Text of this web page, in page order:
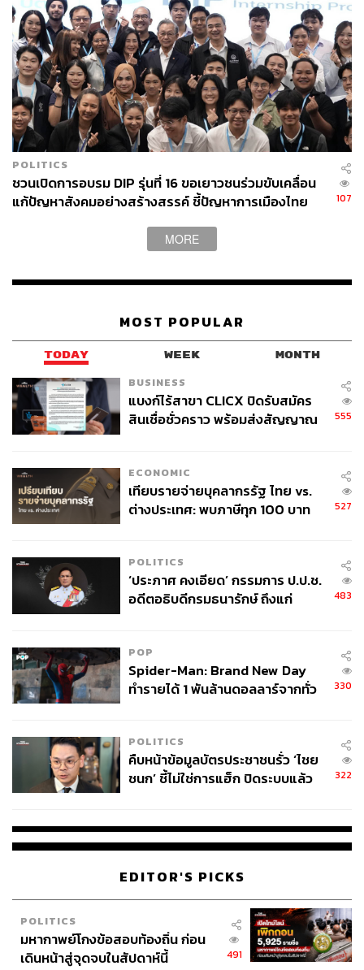
POLITICS
ชวนเปิดการอบรม DIP รุ่นที่ 16 ขอเยาวชนร่วมขับเคลื่อน
แก้ปัญหาสังคมอย่างสร้างสรรค์ ชี้ปัญหาการเมืองไทย
107
MORE
MOST POPULAR
TODAY WEEK MONTH
BUSINESS
แบงก์ไร้สาขา CLICX ปิดรับสมัคร
สินเชื่อชั่วคราว พร้อมส่งสัญญาณ
555
ECONOMIC
เทียบรายจ่ายบุคลากรรัฐ ไทย vs.
ต่างประเทศ: พบภาษีทุก 100 บาท
527
POLITICS
‘ประภาศ คงเอียด’ กรรมการ ป.ป.ช.
อดีตอธิบดีกรมธนารักษ์ ถึงแก่
483
POP
Spider-Man: Brand New Day
ทำรายได้ 1 พันล้านดอลลาร์จากทั่ว
330
POLITICS
คืบหน้าข้อมูลบัตรประชาชนรั่ว ‘ไชย
ชนก’ ชี้ไม่ใช่การแฮ็ก ปิดระบบแล้ว
322
EDITOR'S PICKS
POLITICS
มหากาพย์โกงข้อสอบท้องถิ่น ก่อน
เดินหน้าสู่จุดจบในสัปดาห์นี้
491